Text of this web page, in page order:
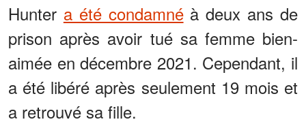
Hunter a été condamnéà deux ans de
prison après avoir tué sa femme bien-
aimée en décembre 2021. Cependant, il
a été libéré après seulement 19 mois et
a retrouvé sa fille.